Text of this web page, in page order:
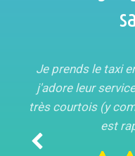
Je prends le taxi
j'adore leur
très courtois (y
est